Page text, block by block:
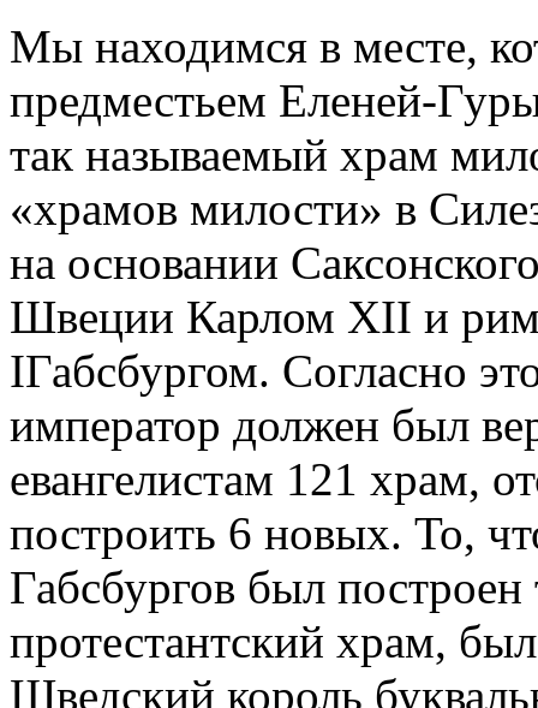
Мы находимся в месте,
предместьем Еленей-
так называемый храм
«храмов милости» в
на основании
Швеции Карлом XII и
IГабсбургом. Согласно
император должен был
евангелистам 121 храм,
построить 6 новых. То,
Габсбургов был
протестантский храм,
Шведский король